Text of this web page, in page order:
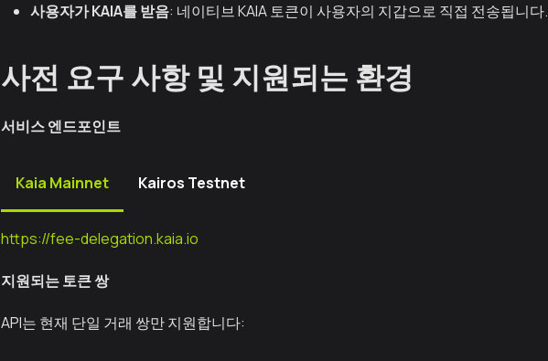
사용자가 KAIA를 받음: 네이티브 KAIA 토큰이 사용자의 지갑으로 직접 전송됩니다.
사전 요구 사항 및 지원되는 환경
서비스 엔드포인트
Kaia Mainnet Kairos Testnet
https://fee-delegation.kaia.io
지원되는 토큰 쌍
API는 현재 단일 거래 쌍만 지원합니다: